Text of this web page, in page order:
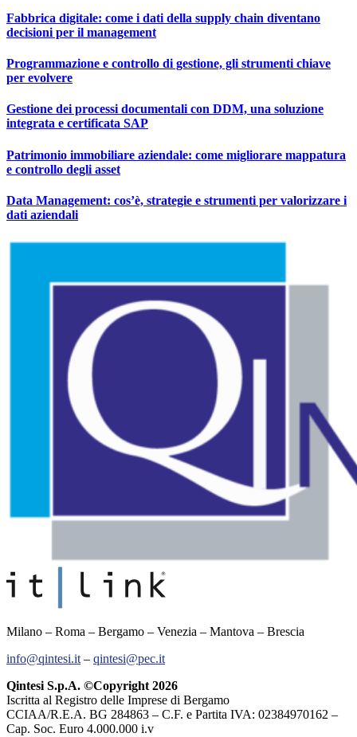
Fabbrica digitale: come i dati della supply chain diventano
decisioni per il management
Programmazione e controllo di gestione, gli strumenti chiave
per evolvere
Gestione dei processi documentali con DDM, una soluzione
integrata e certificata SAP
Patrimonio immobiliare aziendale: come migliorare mappatura
e controllo degli asset
Data Management: cos’è, strategie e strumenti per valorizzare i
dati aziendali
Milano – Roma – Bergamo – Venezia – Mantova – Brescia
info@qintesi.it – qintesi@pec.it
Qintesi S.p.A. ©Copyright 2026
Iscritta al Registro delle Imprese di Bergamo
CCIAA/R.E.A. BG 284863 – C.F. e Partita IVA: 02384970162 –
Cap. Soc. Euro 4.000.000 i.v